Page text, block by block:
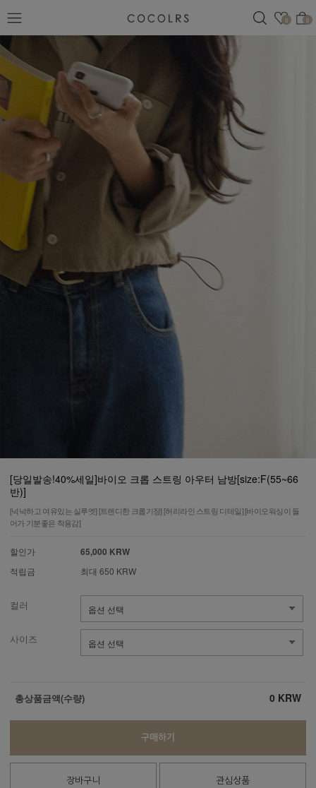
관심
0 0
검색
[당일발송!40%세일]바이오 크롭 스트링 아우터 남방[size:F(55~66
반)]
[넉넉하고 여유있는 실루엣] [트렌디한 크롭기장] [허리라인 스트링 디테일] [바이오워싱이 들
어가 기분좋은 착용감]
할인가 65,000 KRW
적립금 최대 650 KRW
컬러
사이즈
총상품금액(수량) 0 KRW
구매하기
장바구니 관심상품